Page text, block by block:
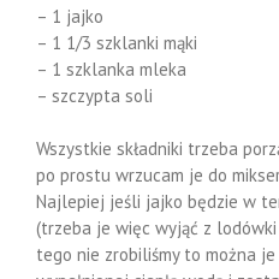
– 1 jajko
– 1 1/3 szklanki mąki
– 1 szklanka mleka
– szczypta soli
Wszystkie składniki trzeba
po prostu wrzucam je do
Najlepiej jeśli jajko będzie w
(trzeba je więc wyjąć z
tego nie zrobiliśmy to można